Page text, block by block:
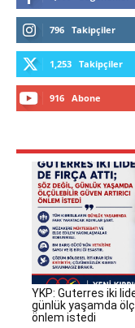
796 Takipçiler
1,253 Takipçiler
916 Abone
YKP: Guterres iki
günlük yaşamda
önlem istedi